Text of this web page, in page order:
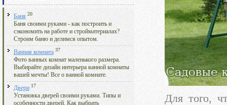
Баня 20
Баня своими руками - как построить и
сэкономить на работе и стройматериалах?
Строим баню и делимся опытом.
Ванная комната 37
Фото ванных комнат маленького размера.
Выбирайте дизайн интерьера ванной комнаты
вашей мечты! Все о ванной комнате.
Двери 17
Установка дверей своими руками. Типы и
особенности дверей. Как выбрать
Для того,